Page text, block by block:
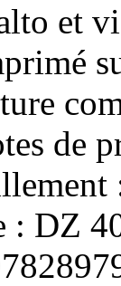
et
de
: DZ